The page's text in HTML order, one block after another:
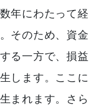
年にわたって経
そのため、資金
る一方で、損益
します。ここに
まれます。さら